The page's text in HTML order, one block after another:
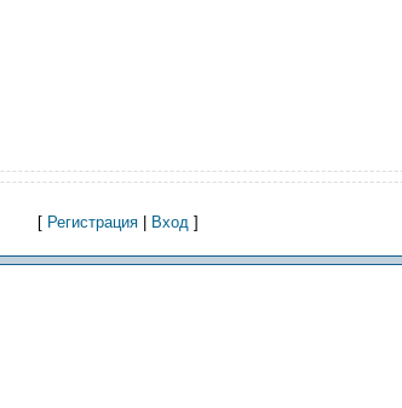
[ Регистрация| Вход ]